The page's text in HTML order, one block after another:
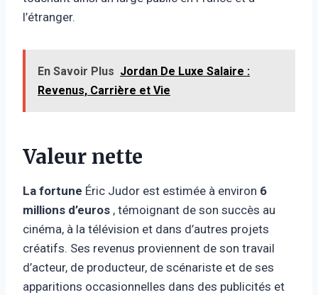
l’étranger.
En Savoir Plus Jordan De Luxe Salaire :
Revenus, Carrière et Vie
Valeur nette
La fortune Éric Judor est estimée à environ 6
millions d’euros , témoignant de son succès au
cinéma, à la télévision et dans d’autres projets
créatifs. Ses revenus proviennent de son travail
d’acteur, de producteur, de scénariste et de ses
apparitions occasionnelles dans des publicités et